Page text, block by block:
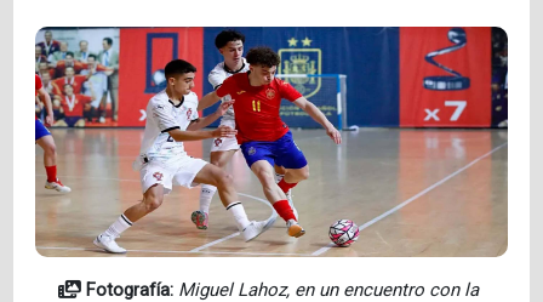
Fotografía: Miguel Lahoz, en un encuentro con la